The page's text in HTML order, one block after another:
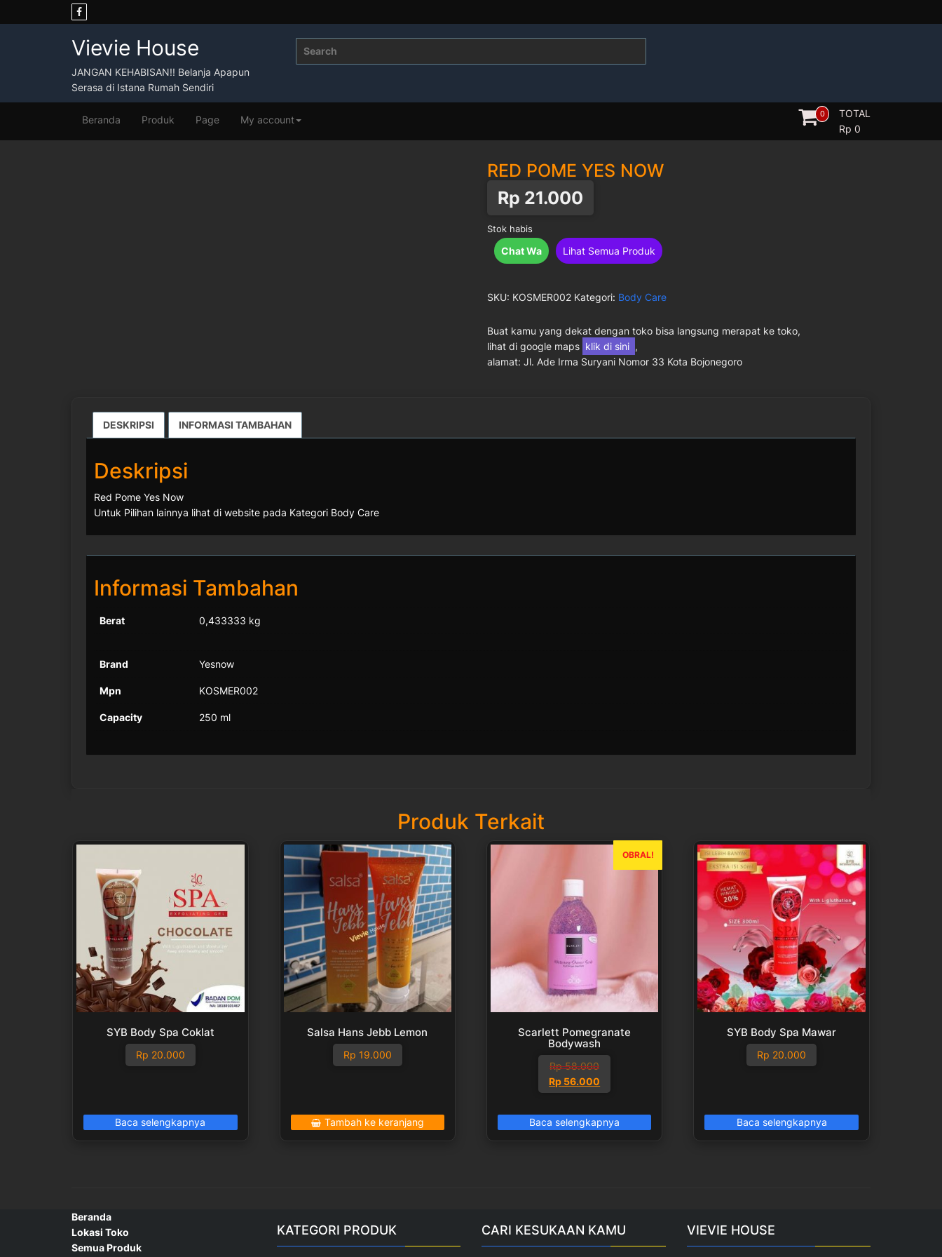
to
Vievie House
JANGAN KEHABISAN!! Belanja Apapun
Serasa di Istana Rumah Sendiri
0
TOTAL
Rp 0
Beranda Produk Page My account
RED POME YES NOW
Rp 21.000
Stok habis
Chat Wa Lihat Semua Produk
SKU: KOSMER002 Kategori: Body Care
Buat kamu yang dekat dengan toko bisa langsung merapat ke toko,
lihat di google maps klik di sini ,
alamat: Jl. Ade Irma Suryani Nomor 33 Kota Bojonegoro
DESKRIPSI INFORMASI TAMBAHAN
Deskripsi
Red Pome Yes Now
Untuk Pilihan lainnya lihat di website pada Kategori Body Care
Informasi Tambahan
Berat 0,433333 kg
Brand Yesnow
Mpn KOSMER002
Capacity 250 ml
Produk Terkait
SYB Body Spa Coklat
Rp 20.000
Baca selengkapnya
Salsa Hans Jebb Lemon
Rp 19.000
Tambah ke keranjang
OBRAL!
Scarlett Pomegranate
Bodywash
Rp58.000
Harga
aslinya
Rp 58.000.
Rp 56.000
Harga
saat
adalah:
Rp 56.000.
Baca selengkapnya
SYB Body Spa Mawar
Rp 20.000
Baca selengkapnya
Beranda
Lokasi Toko
Semua Produk
KATEGORI PRODUK CARI KESUKAAN KAMU VIEVIE HOUSE